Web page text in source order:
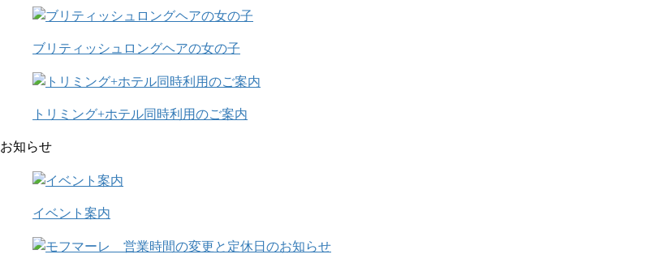
ブリティッシュロングヘアの女の子
トリミング+ホテル同時利用のご案内
お知らせ
イベント案内